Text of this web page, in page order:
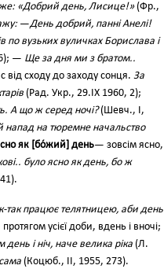
«Добрий день, Лисице!»(Фр.,
—День добрий, панні Анелі!
по вузьких вуличках Борислава і
— Ще за дня ми з братом..
від сходу до заходу сонця. За
(Рад. Укр., 29.IX 1960, 2);
А що ж серед ночі?(Шевч., І,
напад на тюремне начальство
як [бо́жий] день— зовсім ясно,
було ясно як день, бо ж
так працює телятницею, аби день
усієї доби, вдень і вночі;
і ніч, наче велика ріка (Л.
(Коцюб., II, 1955, 273).